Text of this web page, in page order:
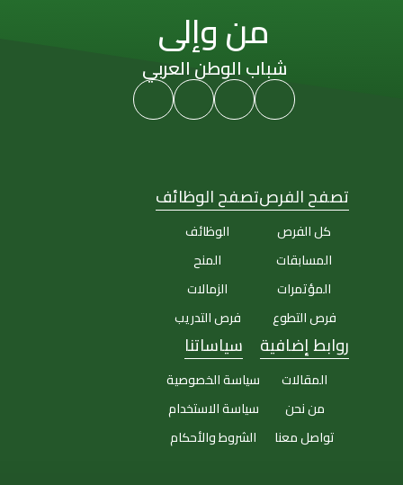
من وإلى
شباب الوطن العربي
تصفح الفرص
كل الفرص
المسابقات
المؤتمرات
فرص التطوع
تصفح الوظائف
الوظائف
المنح
الزمالات
فرص التدريب
روابط إضافية
المقالات
من نحن
تواصل معنا
سياساتنا
سياسة الخصوصية
سياسة الاستخدام
الشروط والأحكام